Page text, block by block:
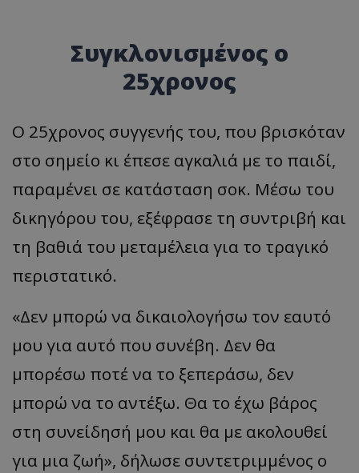
Συγκλονισμένος ο
25χρονος
Ο 25χρονος συγγενής του, που βρισκόταν
στο σημείο κι έπεσε αγκαλιά με το παιδί,
παραμένει σε κατάσταση σοκ. Μέσω του
δικηγόρου του, εξέφρασε τη συντριβή και
τη βαθιά του μεταμέλεια για το τραγικό
περιστατικό.
«Δεν μπορώ να δικαιολογήσω τον εαυτό
μου για αυτό που συνέβη. Δεν θα
μπορέσω ποτέ να το ξεπεράσω, δεν
μπορώ να το αντέξω. Θα το έχω βάρος
στη συνείδησή μου και θα με ακολουθεί
για μια ζωή», δήλωσε συντετριμμένος ο